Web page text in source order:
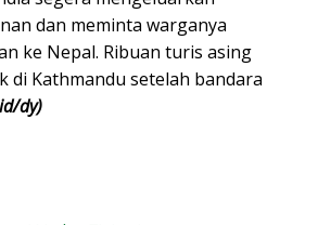
dan meminta warganya
ke Nepal. Ribuan turis asing
di Kathmandu setelah bandara
dy)